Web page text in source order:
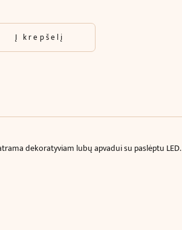
Į krepšelį
dekoratyviam lubų apvadui su paslėptu LED.